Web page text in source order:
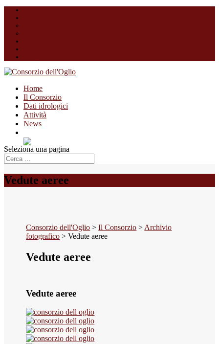
Home
Il Consorzio
Dati idrologici
Attività
News
Seleziona una pagina
Vedute aeree
Consorzio dell'Oglio >Il Consorzio > Archivio
fotografico >Vedute aeree
Vedute aeree
Vedute aeree